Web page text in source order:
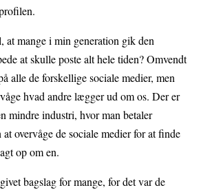
at mange i min generation gik den
at skulle poste alt hele tiden? Omvendt
alle de forskellige sociale medier, men
hvad andre lægger ud om os. Der er
mindre industri, hvor man betaler
overvåge de sociale medier for at finde
op om en.
bagslag for mange, for det var de